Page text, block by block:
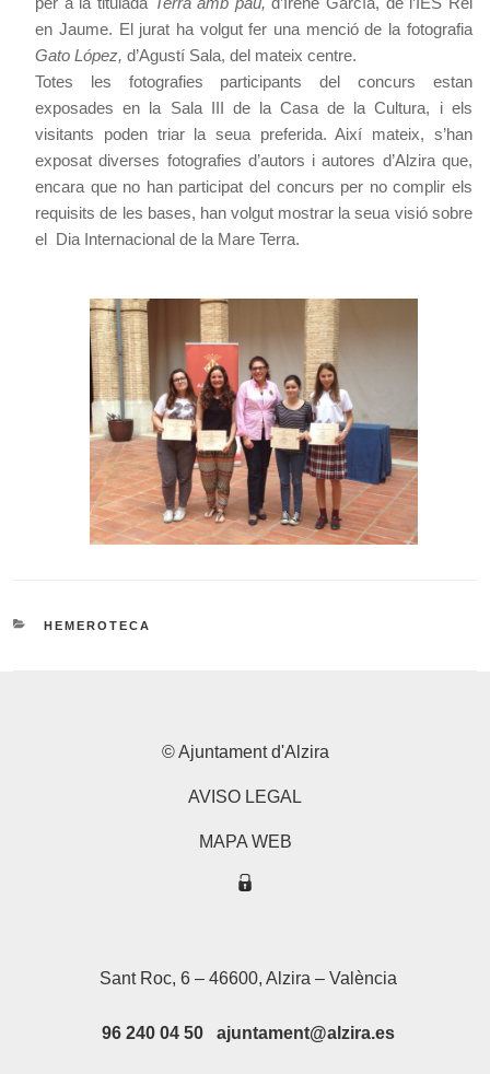
en Jaume. El jurat ha volgut fer una menció de la fotografia
Gato López, d’Agustí Sala, del mateix centre.
Totes les fotografies participants del concurs estan
exposades en la Sala III de la Casa de la Cultura, i els
visitants poden triar la seua preferida. Així mateix, s’han
exposat diverses fotografies d’autors i autores d’Alzira que,
encara que no han participat del concurs per no complir els
requisits de les bases, han volgut mostrar la seua visió sobre
el Dia Internacional de la Mare Terra.
CATEGORIES
HEMEROTECA
© Ajuntament d'Alzira
AVISO LEGAL
MAPA WEB
Sant Roc, 6 – 46600, Alzira – València
96 240 04 50 ajuntament@alzira.es